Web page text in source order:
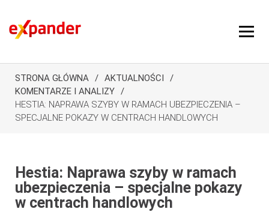
STRONA GŁÓWNA
AKTUALNOŚCI
KOMENTARZE I ANALIZY
HESTIA: NAPRAWA SZYBY W RAMACH UBEZPIECZENIA –
SPECJALNE POKAZY W CENTRACH HANDLOWYCH
Hestia: Naprawa szyby w ramach
ubezpieczenia – specjalne pokazy
w centrach handlowych